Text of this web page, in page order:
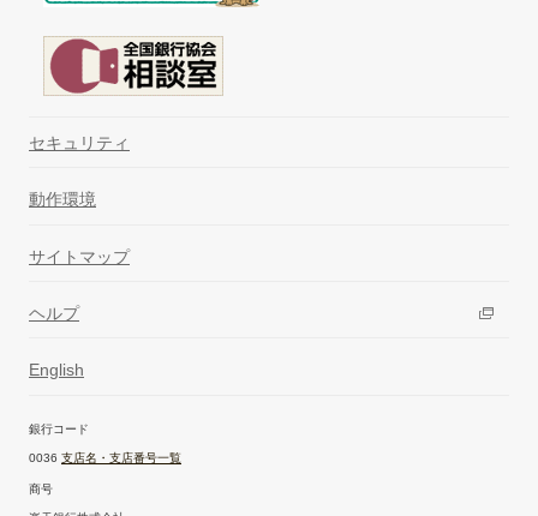
セキュリティ
動作環境
サイトマップ
ヘルプ
English
銀行コード
0036 支店名・支店番号一覧
商号